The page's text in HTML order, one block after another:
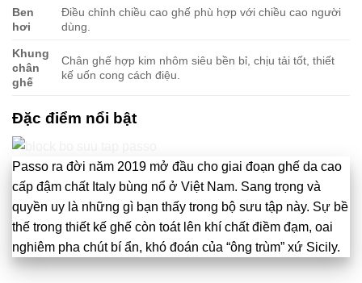
Ben
hơi
Điều chỉnh chiều cao ghế phù hợp với chiều cao người
dùng.
Khung
chân
ghế
Chân ghế hợp kim nhôm siêu bền bỉ, chịu tải tốt, thiết
kế uốn cong cách điệu.
Đặc điểm nổi bật
Passo ra đời năm 2019 mở đầu cho giai đoạn ghế da cao
cấp đậm chất Italy bùng nổ ở Việt Nam. Sang trọng và
quyền uy là những gì bạn thấy trong bộ sưu tập này. Sự bề
thế trong thiết kế ghế còn toát lên khí chất điềm đạm, oai
nghiêm pha chút bí ẩn, khó đoán của “ông trùm” xứ Sicily.